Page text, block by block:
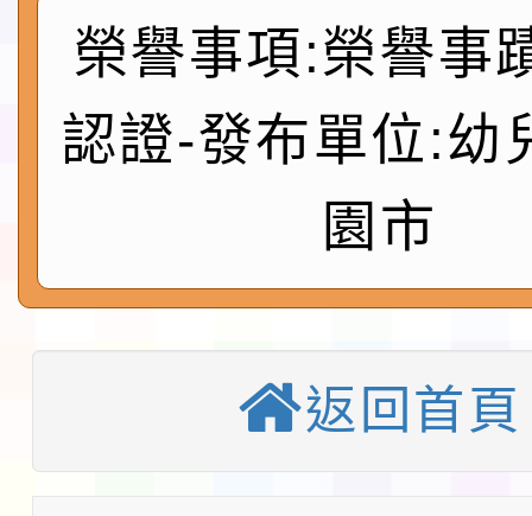
請一案
026 ART TAIPEI臺北
會」之「藝術教育日」
本校115學年度第1學
第2次招考代課鐘點教
告(採1次公告分次招考)
115 年度兒童課後照顧
0 小時業訓練課程
轉知本市體育總會划船
「115年桃園市運動會
域)，申請變更地點
115學年度迎新活動暨
會活動流程表
函轉桃園市童軍會辦
童軍小隊長訓練營活動
檢送「桃園市115學年
榮譽事項:榮譽事
認證-發布單位:幼
園市
返回首頁